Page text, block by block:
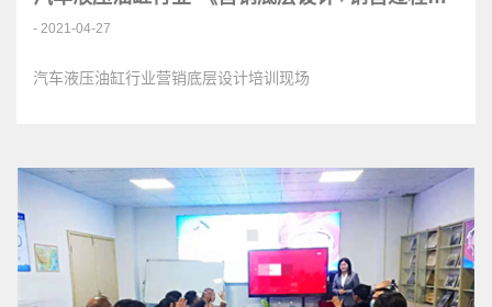
- 2021-04-27
汽车液压油缸行业营销底层设计培训现场